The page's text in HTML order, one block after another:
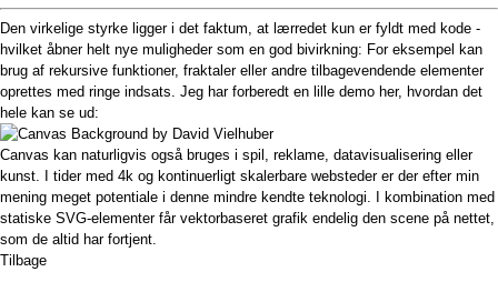
Den virkelige styrke ligger i det faktum, at lærredet kun er fyldt med kode -
hvilket åbner helt nye muligheder som en god bivirkning: For eksempel kan
brug af rekursive funktioner, fraktaler eller andre tilbagevendende elementer
oprettes med ringe indsats. Jeg har forberedt en lille demo her, hvordan det
hele kan se ud:
Canvas kan naturligvis også bruges i spil, reklame, datavisualisering eller
kunst. I tider med 4k og kontinuerligt skalerbare websteder er der efter min
mening meget potentiale i denne mindre kendte teknologi. I kombination med
statiske SVG-elementer får vektorbaseret grafik endelig den scene på nettet,
som de altid har fortjent.
Tilbage